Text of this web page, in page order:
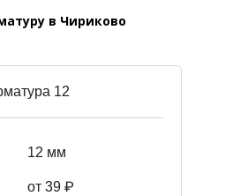
в Чириково
12
12 мм
от 39 ₽